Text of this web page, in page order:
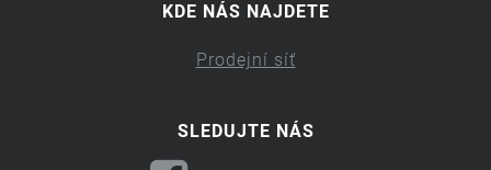
KDE NÁS NAJDETE
Prodejní síť
SLEDUJTE NÁS